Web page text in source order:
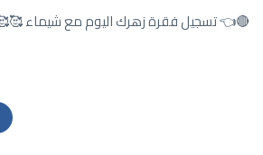
🔴👈 تسجيل فقرة زهرك اليوم مع شيماء